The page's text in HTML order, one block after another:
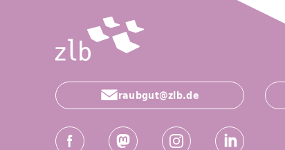
raubgut@zlb.de
Social-Media Kanäle der ZLB